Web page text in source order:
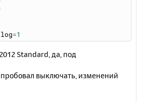
=1
=1
=utf8_general_ci
Standard, да, под
выключать, изменений